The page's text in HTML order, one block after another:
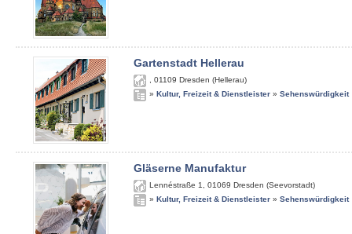
Gartenstadt Hellerau
01109 Dresden (Hellerau)
» Kultur, Freizeit & Dienstleister » Sehenswürdigkeit
Gläserne Manufaktur
Lennéstraße 1 01069 Dresden (Seevorstadt)
» Kultur, Freizeit & Dienstleister » Sehenswürdigkeit